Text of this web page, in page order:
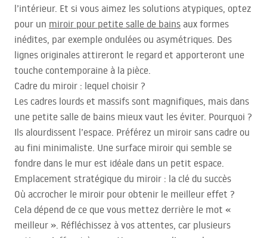
l’intérieur. Et si vous aimez les solutions atypiques, optez
pour un miroir pour petite salle de bains aux formes
inédites, par exemple ondulées ou asymétriques. Des
lignes originales attireront le regard et apporteront une
touche contemporaine à la pièce.
Cadre du miroir : lequel choisir ?
Les cadres lourds et massifs sont magnifiques, mais dans
une petite salle de bains mieux vaut les éviter. Pourquoi ?
Ils alourdissent l’espace. Préférez un miroir sans cadre ou
au fini minimaliste. Une surface miroir qui semble se
fondre dans le mur est idéale dans un petit espace.
Emplacement stratégique du miroir : la clé du succès
Où accrocher le miroir pour obtenir le meilleur effet ?
Cela dépend de ce que vous mettez derrière le mot «
meilleur ». Réfléchissez à vos attentes, car plusieurs